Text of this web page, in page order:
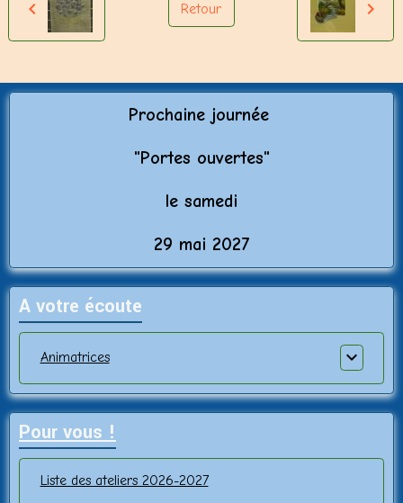
Retour
Prochaine journée
"Portes ouvertes"
le samedi
29 mai 2027
A votre écoute
Animatrices
Pour vous !
Liste des ateliers 2026-2027